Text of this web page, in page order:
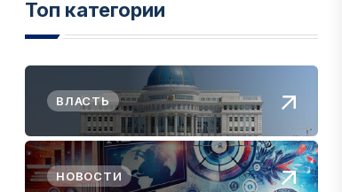
Топ категории
ВЛАСТЬ
НОВОСТИ